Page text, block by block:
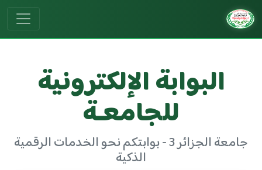
البوابة الإلكترونية
للجامعـة
جامعة الجزائر 3 - بوابتكم نحو الخدمات الرقمية
الذكية